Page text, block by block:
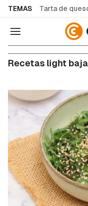
TEMAS Tarta de
Navegación
Recetas light